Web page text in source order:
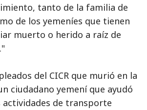
tanto de la familia de
de los yemeníes que tienen
muerto o herido a raíz de
del CICR que murió en la
ciudadano yemení que ayudó
actividades de transporte